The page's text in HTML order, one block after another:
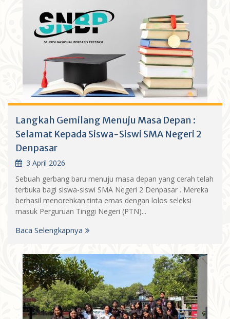
Langkah Gemilang Menuju Masa Depan :
Selamat Kepada Siswa-Siswi SMA Negeri 2
Denpasar
3 April 2026
Sebuah gerbang baru menuju masa depan yang cerah telah
terbuka bagi siswa-siswi SMA Negeri 2 Denpasar . Mereka
berhasil menorehkan tinta emas dengan lolos seleksi
masuk Perguruan Tinggi Negeri (PTN)...
Baca Selengkapnya